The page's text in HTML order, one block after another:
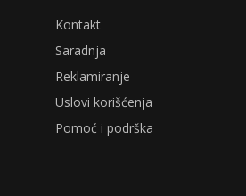
Kontakt
Saradnja
Reklamiranje
Uslovi korišćenja
Pomoć i podrška